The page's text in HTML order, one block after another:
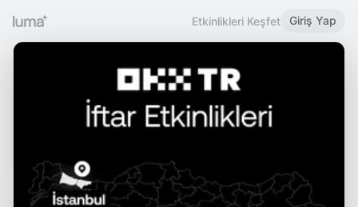
Etkinlikleri Keşfet Giriş Yap